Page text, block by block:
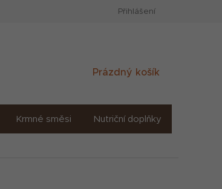
Přihlášení
Nákupní
Prázdný košík
Krmné směsi Nutriční doplňky